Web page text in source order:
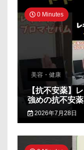
0 Minutes
美容・健康
【抗不安薬】
強めの抗不安
2026年7月28日